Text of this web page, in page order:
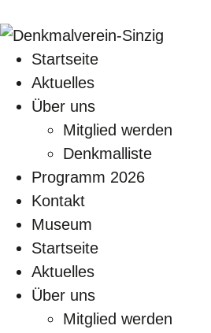
Startseite
Aktuelles
Über uns
Mitglied werden
Denkmalliste
Programm 2026
Kontakt
Museum
Startseite
Aktuelles
Über uns
Mitglied werden